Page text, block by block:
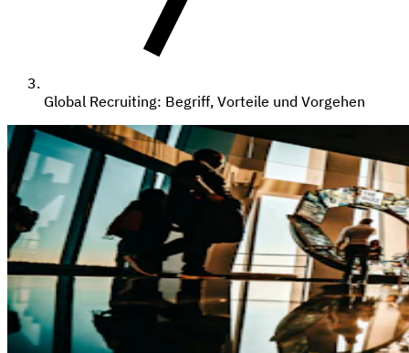
Global Recruiting: Begriff, Vorteile und Vorgehen